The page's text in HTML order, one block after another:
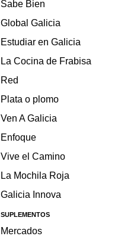
Sabe Bien
Global Galicia
Estudiar en Galicia
La Cocina de Frabisa
Red
Plata o plomo
Ven A Galicia
Enfoque
Vive el Camino
La Mochila Roja
Galicia Innova
SUPLEMENTOS
Mercados